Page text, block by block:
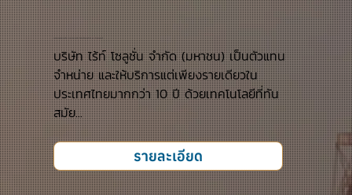
งานตรวจสอบสำรวจล้าง ทำความสะอาดท่อ ถังสำหรับบรรจุน้ำมัน และ ก๊าซธรรมชาติ
บริษัท ไร้ท์ โซลูชั่น จำกัด (มหาชน) เป็นตัวแทน
จำหน่าย และให้บริการแต่เพียงรายเดียวใน
ประเทศไทยมากกว่า 10 ปี ด้วยเทคโนโลยีที่ทัน
สมัย...
รายละเอียด